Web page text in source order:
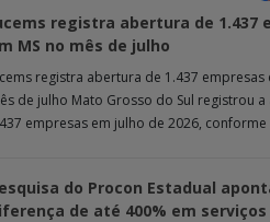
registra abertura de 1.437
MS no mês de julho
registra abertura de 1.437 empresas
de julho Mato Grosso do Sul registrou
empresas em julho de 2026,
do Procon Estadual
de até 400% em serviços